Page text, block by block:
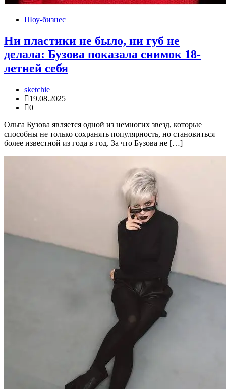
Шоу-бизнес
Ни пластики не было, ни губ не
делала: Бузова показала снимок 18-
летней себя
sketchie
19.08.2025
0
Ольга Бузова является одной из немногих звезд, которые
способны не только сохранять популярность, но становиться
более известной из года в год. За что Бузова не […]